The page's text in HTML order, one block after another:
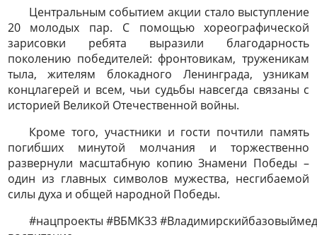
Центральным событием акции стало выступление
20 молодых пар. С помощью хореографической
зарисовки ребята выразили благодарность
поколению победителей: фронтовикам, труженикам
тыла, жителям блокадного Ленинграда, узникам
концлагерей и всем, чьи судьбы навсегда связаны с
историей Великой Отечественной войны.
Кроме того, участники и гости почтили память
погибших минутой молчания и торжественно
развернули масштабную копию Знамени Победы –
один из главных символов мужества, несгибаемой
силы духа и общей народной Победы.
#нацпроекты #ВБМК33